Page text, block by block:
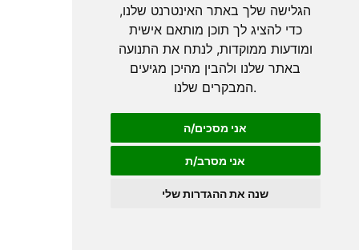
הגלישה שלך באתר האינטרנט שלנו,
כדי להציג לך תוכן מותאם אישית
ומודעות ממוקדות, לנתח את התנועה
באתר שלנו ולהבין מהיכן מגיעים
המבקרים שלנו.
אני מסכים/ה
אני מסרב/ת
שנה את ההגדרות שלי